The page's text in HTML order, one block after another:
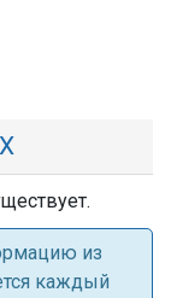
из
каждый